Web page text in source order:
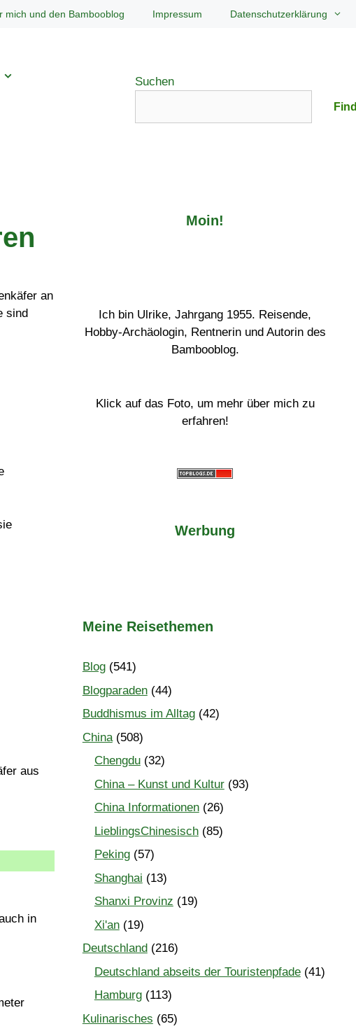
mich und den Bambooblog Impressum Datenschutzerklärung
Suchen
an
sind
aus
in
Moin!
Ich bin Ulrike, Jahrgang 1955. Reisende,
Hobby-Archäologin, Rentnerin und Autorin des
Bambooblog.
Klick auf das Foto, um mehr über mich zu
erfahren!
Werbung
Meine Reisethemen
Blog(541)
Blogparaden(44)
Buddhismus im Alltag(42)
China(508)
Chengdu(32)
China – Kunst und Kultur(93)
China Informationen(26)
LieblingsChinesisch(85)
Peking(57)
Shanghai (13)
Shanxi Provinz (19)
Xi'an(19)
Deutschland(216)
Deutschland abseits der Touristenpfade(41)
Hamburg(113)
Kulinarisches (65)